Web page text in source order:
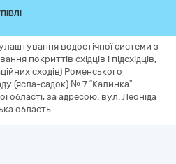
водостічної системи з
покриттів східців і підсхідців,
сходів) Роменського
(ясла-садок) № 7 “Калинка”
області, за адресою: вул. Леоніда
область